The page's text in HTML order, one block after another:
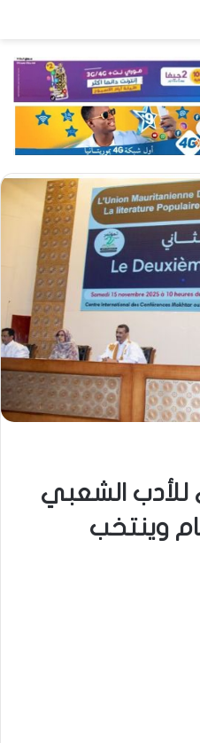
للأدب الشعبي
وينتخب